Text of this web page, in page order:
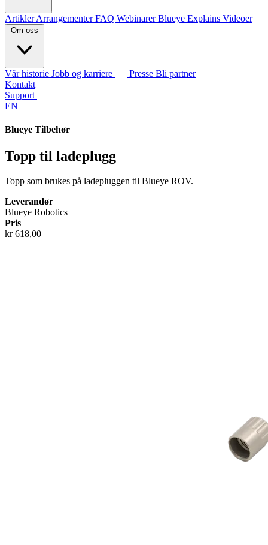
ArtiklerArrangementerFAQ WebinarerBlueye Explains Videoer
Om oss
Vår historie Jobb og karriere Presse Bli partner
Kontakt
Support
EN
Blueye Tilbehør
Topp til ladeplugg
Topp som brukes på ladepluggen til Blueye ROV.
Leverandør
Blueye Robotics
Pris
kr 618,00